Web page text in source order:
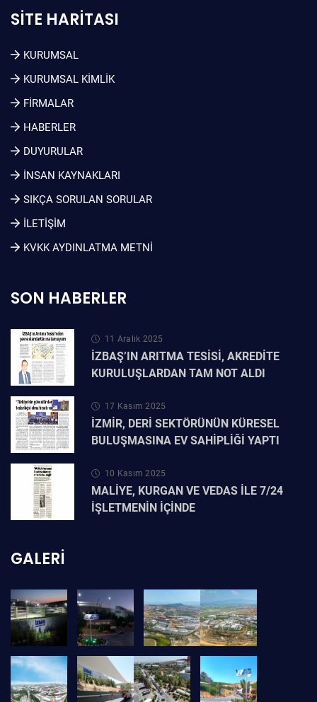
SITE HARITASI
KURUMSAL
KURUMSAL KIMLIK
FİRMALAR
HABERLER
DUYURULAR
İNSAN KAYNAKLARI
SIKÇA SORULAN SORULAR
İLETİŞİM
KVKK AYDINLATMA METNI
SON HABERLER
11 Aralık 2025
İZBAŞ’IN ARITMA TESİSİ, AKREDİTE
KURULUŞLARDAN TAM NOT ALDI
17 Kasım 2025
İZMİR, DERİ SEKTÖRÜNÜN KÜRESEL
BULUŞMASINA EV SAHİPLİĞİ YAPTI
10 Kasım 2025
MALİYE, KURGAN VE VEDAS İLE 7/24
İŞLETMENİN İÇİNDE
GALERI